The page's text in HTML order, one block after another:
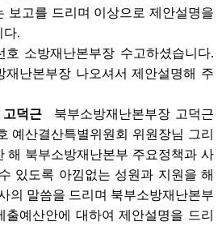
보고를 드리며 이상으로 제안설명을
다.
호 소방재난본부장 수고하셨습니다.
재난본부장 나오셔서 제안설명해 주
덕근
북부소방재난본부장 고덕근
예산결산특별위원회 위원장님 그리
해 북부소방재난본부 주요정책과 사
있도록 아낌없는 성원과 지원을 해
의 말씀을 드리며 북부소방재난본부
출예산안에 대하여 제안설명을 드리